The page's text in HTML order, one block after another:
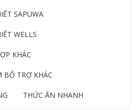
SAPUWA
WELLS
KHÁC
BỔ TRỢ KHÁC
THỨC ĂN NHANH